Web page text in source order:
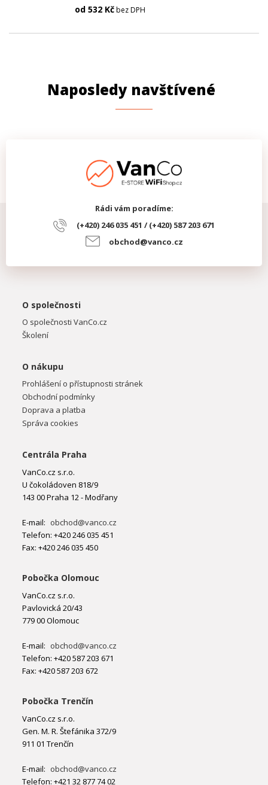
od 532 Kčbez DPH
Naposledy navštívené
Rádi vám poradíme:
(+420) 246 035 451 / (+420) 587 203 671
obchod@vanco.cz
O společnosti
O společnosti VanCo.cz
Školení
O nákupu
Prohlášení o přístupnosti stránek
Obchodní podmínky
Doprava a platba
Správa cookies
Centrála Praha
VanCo.cz s.r.o.
U čokoládoven 818/9
143 00 Praha 12 - Modřany
E-mail: obchod@vanco.cz
Telefon: +420 246 035 451
Fax: +420 246 035 450
Pobočka Olomouc
VanCo.cz s.r.o.
Pavlovická 20/43
779 00 Olomouc
E-mail: obchod@vanco.cz
Telefon: +420 587 203 671
Fax: +420 587 203 672
Pobočka Trenčín
VanCo.cz s.r.o.
Gen. M. R. Štefánika 372/9
911 01 Trenčín
E-mail: obchod@vanco.cz
Telefon: +421 32 877 74 02